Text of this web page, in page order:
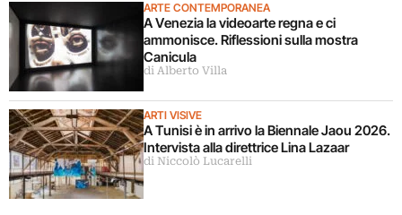
ARTE CONTEMPORANEA
A Venezia la videoarte regna e ci
ammonisce. Riflessioni sulla mostra
Canicula
di Alberto Villa
ARTI VISIVE
A Tunisi è in arrivo la Biennale Jaou 2026.
Intervista alla direttrice Lina Lazaar
di Niccolò Lucarelli